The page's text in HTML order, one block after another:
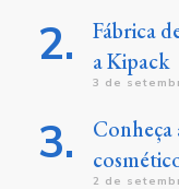
Fábrica
a Kipack
3 de
Conheça
2 de